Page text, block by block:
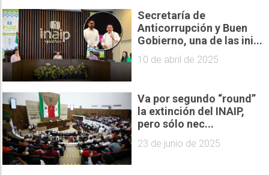
Secretaría de
Anticorrupción y Buen
Gobierno, una de las ini...
10 de abril de 2025
Va por segundo “round”
la extinción del INAIP,
pero sólo nec...
23 de junio de 2025